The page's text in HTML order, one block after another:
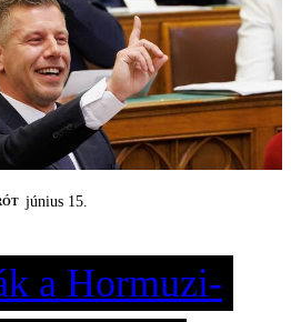
június 15.
a Hormuzi-